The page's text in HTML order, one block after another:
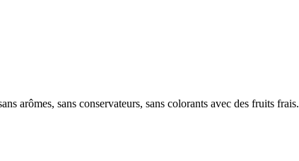
arômes, sans conservateurs, sans colorants avec des fruits frais.